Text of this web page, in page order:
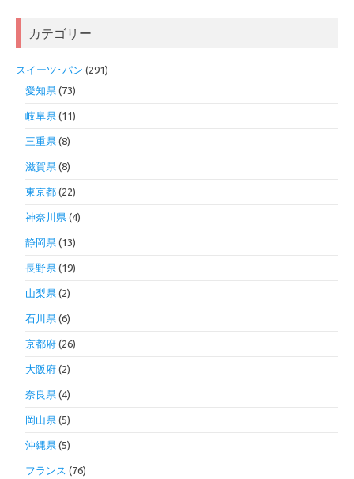
カテゴリー
スイーツ･パン (291)
愛知県 (73)
岐阜県 (11)
三重県 (8)
滋賀県 (8)
東京都 (22)
神奈川県 (4)
静岡県 (13)
長野県 (19)
山梨県 (2)
石川県 (6)
京都府 (26)
大阪府 (2)
奈良県 (4)
岡山県 (5)
沖縄県 (5)
フランス (76)